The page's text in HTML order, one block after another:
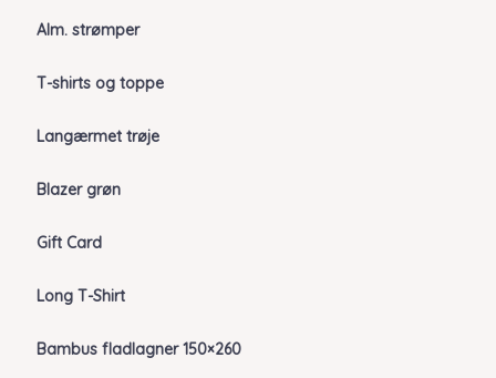
Alm. strømper
T-shirts og toppe
Langærmet trøje
Blazer grøn
Gift Card
Long T-Shirt
Bambus fladlagner 150×260